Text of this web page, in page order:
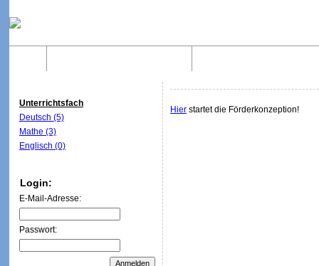
Unterrichtsfach
Deutsch (5)
Mathe (3)
Englisch (0)
Login:
E-Mail-Adresse:
Passwort:
Hier startet die Förderkonzeption!